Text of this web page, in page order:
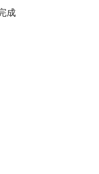
成